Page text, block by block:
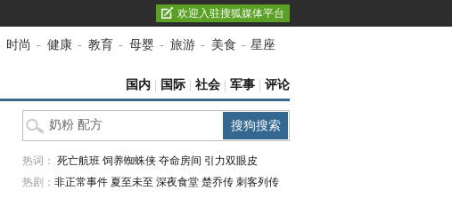
欢迎入驻搜狐媒体平台
时尚 - 健康 - 教育 - 母婴 - 旅游 - 美食 - 星座
国内 国际 社会 军事 评论
热词： 死亡航班 饲养蜘蛛侠 夺命房间 引力双眼皮
热剧： 非正常事件 夏至未至 深夜食堂 楚乔传 刺客列传